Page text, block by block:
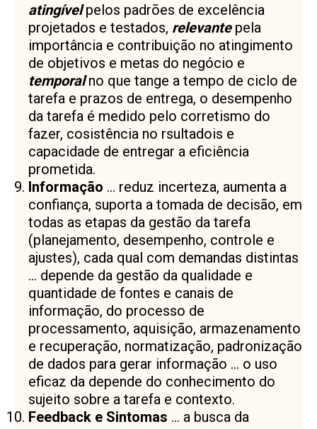
atingívelpelos padrões de excelência
projetados e testados, relevante pela
importância e contribuição no atingimento
de objetivos e metas do negócio e
temporalno que tange a tempo de ciclo de
tarefa e prazos de entrega, o desempenho
da tarefa é medido pelo corretismo do
fazer, cosistência no rsultadois e
capacidade de entregar a eficiência
prometida.
Informação … reduz incerteza, aumenta a
confiança, suporta a tomada de decisão, em
todas as etapas da gestão da tarefa
(planejamento, desempenho, controle e
ajustes), cada qual com demandas distintas
… depende da gestão da qualidade e
quantidade de fontes e canais de
informação, do processo de
processamento, aquisição, armazenamento
e recuperação, normatização, padronização
de dados para gerar informação … o uso
eficaz da depende do conhecimento do
sujeito sobre a tarefa e contexto.
Feedback e Sintomas … a busca da